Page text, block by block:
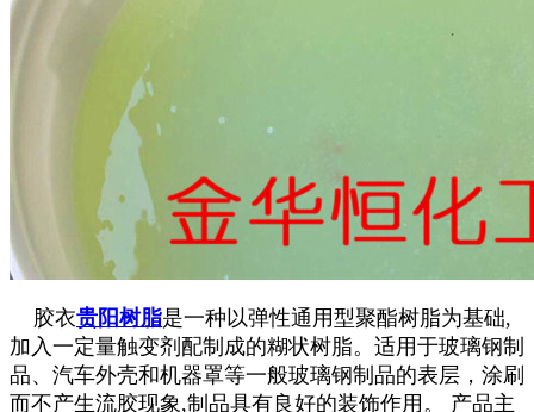
胶衣贵阳树脂是一种以弹性通用型聚酯树脂为基础,
加入一定量触变剂配制成的糊状树脂。适用于玻璃钢制
品、汽车外壳和机器罩等一般玻璃钢制品的表层，涂刷
而不产生流胶现象,制品具有良好的装饰作用。 产品主